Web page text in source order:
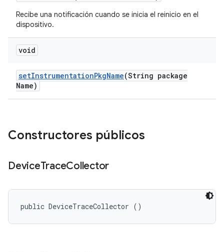
Recibe una notificación cuando se inicia el reinicio en el
dispositivo.
void
setInstrumentationPkgName(String package
Name)
Constructores públicos
DeviceTraceCollector
public DeviceTraceCollector ()